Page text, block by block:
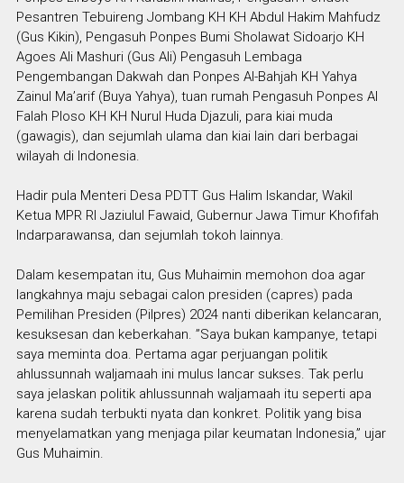
Pesantren Tebuireng Jombang KH KH Abdul Hakim Mahfudz
(Gus Kikin), Pengasuh Ponpes Bumi Sholawat Sidoarjo KH
Agoes Ali Mashuri (Gus Ali) Pengasuh Lembaga
Pengembangan Dakwah dan Ponpes Al-Bahjah KH Yahya
Zainul Ma’arif (Buya Yahya), tuan rumah Pengasuh Ponpes Al
Falah Ploso KH KH Nurul Huda Djazuli, para kiai muda
(gawagis), dan sejumlah ulama dan kiai lain dari berbagai
wilayah di Indonesia.
Hadir pula Menteri Desa PDTT Gus Halim Iskandar, Wakil
Ketua MPR RI Jaziulul Fawaid, Gubernur Jawa Timur Khofifah
Indarparawansa, dan sejumlah tokoh lainnya.
Dalam kesempatan itu, Gus Muhaimin memohon doa agar
langkahnya maju sebagai calon presiden (capres) pada
Pemilihan Presiden (Pilpres) 2024 nanti diberikan kelancaran,
kesuksesan dan keberkahan. ”Saya bukan kampanye, tetapi
saya meminta doa. Pertama agar perjuangan politik
ahlussunnah waljamaah ini mulus lancar sukses. Tak perlu
saya jelaskan politik ahlussunnah waljamaah itu seperti apa
karena sudah terbukti nyata dan konkret. Politik yang bisa
menyelamatkan yang menjaga pilar keumatan Indonesia,” ujar
Gus Muhaimin.